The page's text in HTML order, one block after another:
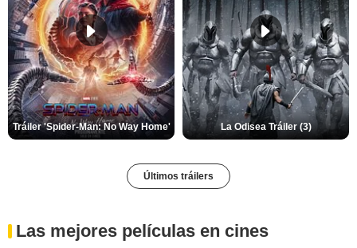
Tráiler 'Spider-Man: No Way Home' La Odisea Tráiler (3)
Últimos tráilers
Las mejores películas en cines